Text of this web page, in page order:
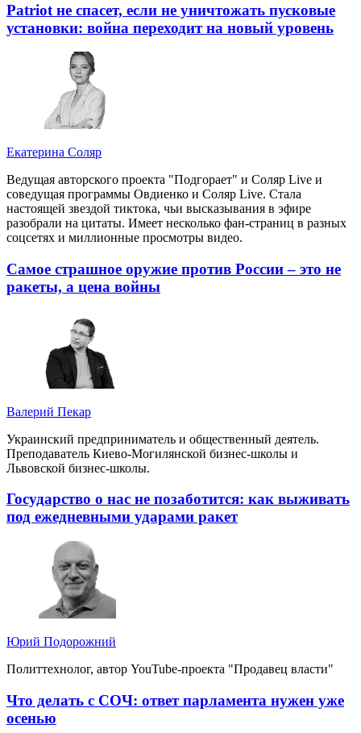
Patriot не спасет, если не уничтожать пусковые
установки: война переходит на новый уровень
Екатерина Соляр
Ведущая авторского проекта "Подгорает" и Соляр Live и
соведущая программы Овдиенко и Соляр Live. Стала
настоящей звездой тиктока, чьи высказывания в эфире
разобрали на цитаты. Имеет несколько фан-страниц в разных
соцсетях и миллионные просмотры видео.
Самое страшное оружие против России – это не
ракеты, а цена войны
Валерий Пекар
Украинский предприниматель и общественный деятель.
Преподаватель Киево-Могилянской бизнес-школы и
Львовской бизнес-школы.
Государство о нас не позаботится: как выживать
под ежедневными ударами ракет
Юрий Подорожний
Политтехнолог, автор YouTube-проекта "Продавец власти"
Что делать с СОЧ: ответ парламента нужен уже
осенью